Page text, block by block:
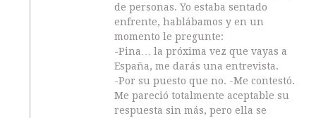
de personas. Yo estaba sentado
enfrente, hablábamos y en un
momento le pregunte:
-Pina… la próxima vez que vayas a
España, me darás una entrevista.
-Por su puesto que no. -Me contestó.
Me pareció totalmente aceptable su
respuesta sin más, pero ella se